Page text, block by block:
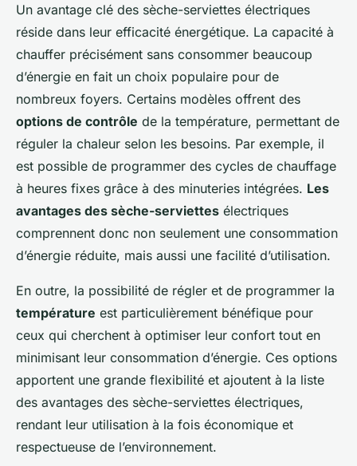
Un avantage clé des sèche-serviettes électriques
réside dans leur efficacité énergétique. La capacité à
chauffer précisément sans consommer beaucoup
d’énergie en fait un choix populaire pour de
nombreux foyers. Certains modèles offrent des
options de contrôle de la température, permettant de
réguler la chaleur selon les besoins. Par exemple, il
est possible de programmer des cycles de chauffage
à heures fixes grâce à des minuteries intégrées. Les
avantages des sèche-serviettes électriques
comprennent donc non seulement une consommation
d’énergie réduite, mais aussi une facilité d’utilisation.
En outre, la possibilité de régler et de programmer la
température est particulièrement bénéfique pour
ceux qui cherchent à optimiser leur confort tout en
minimisant leur consommation d’énergie. Ces options
apportent une grande flexibilité et ajoutent à la liste
des avantages des sèche-serviettes électriques,
rendant leur utilisation à la fois économique et
respectueuse de l’environnement.